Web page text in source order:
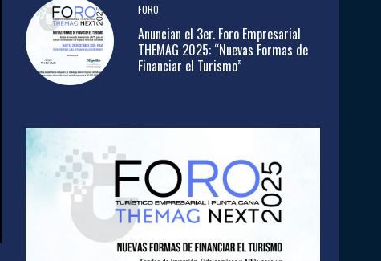
FORO
Anuncian el 3er. Foro Empresarial
THEMAG 2025: “Nuevas Formas de
Financiar el Turismo”